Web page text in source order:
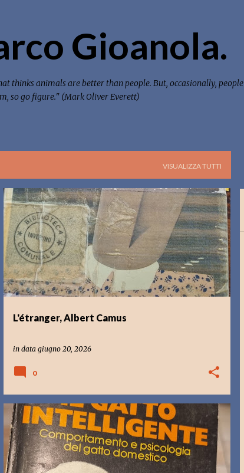
Gioanola.
thinks animals are better than people. But, occasionally, people
so go figure." (Mark Oliver Everett)
VISUALIZZA TUTTI
L'étranger, Albert Camus
in data giugno 20, 2026
FRANCESE LIBRI CHE LEGGO
0
GATTI LIBRI CHE LEGGO